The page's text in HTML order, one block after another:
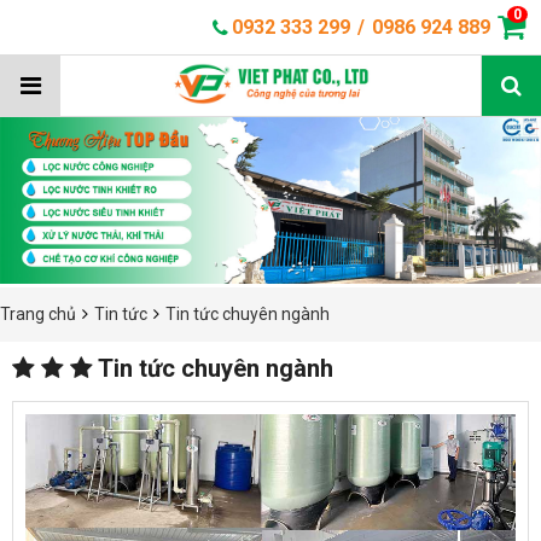
0932 333 299 / 0986 924 889
0
Trang chủ Tin tức Tin tức chuyên ngành
Tin tức chuyên ngành